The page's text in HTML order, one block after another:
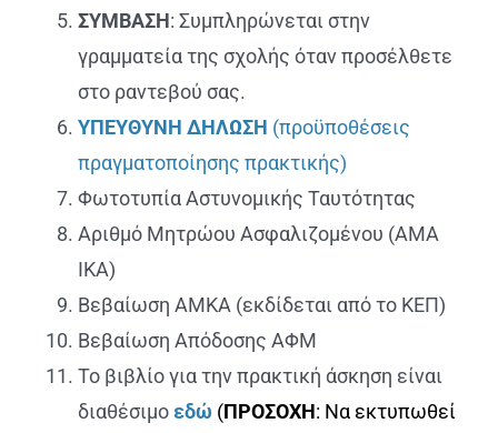
ΣΥΜΒΑΣΗ: Συμπληρώνεται στην
γραμματεία της σχολής όταν προσέλθετε
στο ραντεβού σας.
ΥΠΕΥΘΥΝΗ ΔΗΛΩΣΗ (προϋποθέσεις
πραγματοποίησης πρακτικής)
Φωτοτυπία Αστυνομικής Ταυτότητας
Αριθμό Μητρώου Ασφαλιζομένου (ΑΜΑ
ΙΚΑ)
Βεβαίωση ΑΜΚΑ (εκδίδεται από το ΚΕΠ)
Βεβαίωση Απόδοσης ΑΦΜ
Το βιβλίο για την πρακτική άσκηση είναι
διαθέσιμο εδώ (ΠΡΟΣΟΧΗ: Να εκτυπωθεί